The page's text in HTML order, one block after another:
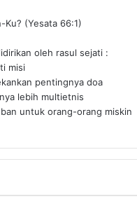
(Yesata 66:1)
oleh rasul sejati :
misi
pentingnya doa
lebih multietnis
untuk orang-orang miskin